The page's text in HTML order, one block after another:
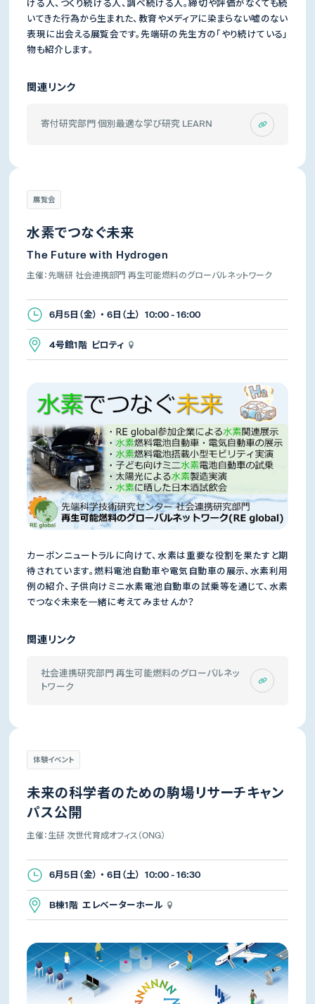
ける人、つくり続ける人、調べ続ける人。締切や評価がなくても続
いてきた行為から生まれた、教育やメディアに染まらない嘘のない
表現に出会える展覧会です。先端研の先生方の「やり続けている」
物も紹介します。
関連リンク
寄付研究部門 個別最適な学び研究 LEARN
展覧会
水素でつなぐ未来
The Future with Hydrogen
主催：先端研 社会連携部門 再生可能燃料のグローバルネットワーク
6月5日（金） ・ 6日（土） 10:00 - 16:00
4号館1階 ピロティ
カーボンニュートラルに向けて、水素は重要な役割を果たすと期
待されています。燃料電池自動車や電気自動車の展示、水素利用
例の紹介、子供向けミニ水素電池自動車の試乗等を通じて、水素
でつなぐ未来を一緒に考えてみませんか？
関連リンク
社会連携研究部門 再生可能燃料のグローバルネッ
トワーク
体験イベント
未来の科学者のための駒場リサーチキャン
パス公開
主催：生研 次世代育成オフィス（ONG）
6月5日（金） ・ 6日（土） 10:00 - 16:30
B棟1階 エレベーターホール